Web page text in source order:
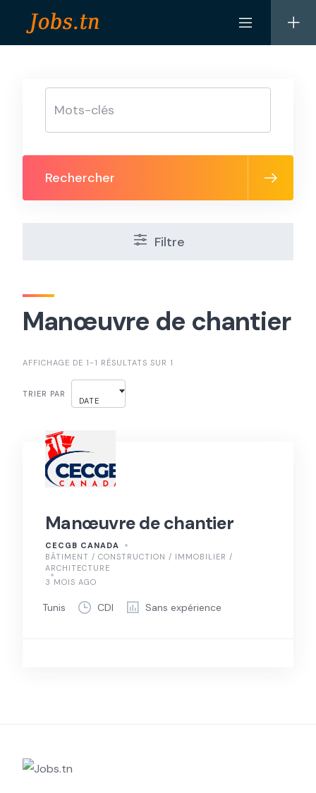
Rechercher
Filtre
Manœuvre de chantier
AFFICHAGE DE 1-1 RÉSULTATS SUR 1
TRIER PAR
DATE
Manœuvre de chantier
CECGB CANADA
BÂTIMENT / CONSTRUCTION / IMMOBILIER /
ARCHITECTURE
3 MOIS AGO
Tunis CDI Sans expérience